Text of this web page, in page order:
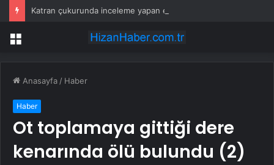
Menü
Anasayfa / Haber
Haber
Ot toplamaya gittiği dere
kenarında ölü bulundu (2)